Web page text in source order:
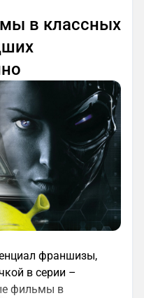
в классных
франшизы,
в серии –
фильмы в